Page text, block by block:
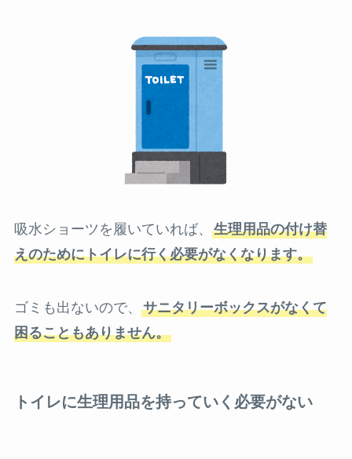
吸水ショーツを履いていれば、 生理用品の付け替
えのためにトイレに行く必要がなくなります。
ゴミも出ないので、 サニタリーボックスがなくて
困ることもありません。
トイレに生理用品を持っていく必要がない